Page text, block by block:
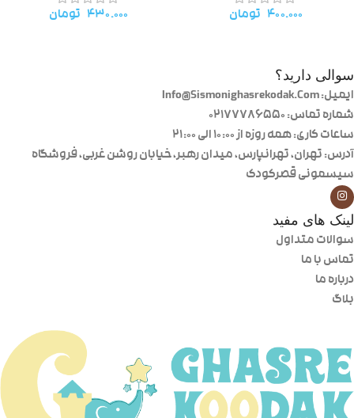
۴۰۰.۰۰۰ تومان ۴۳۰.۰۰۰ تومان
سوالی دارید؟
ایمیل: Info@Sismonighasrekodak.Com
شماره تماس: 02177786550
ساعات کاری: همه روزه از ۱۰:۰۰ الی ۲۱:۰۰
آدرس: تهران، تهرانپارس، میدان رهبر، خیابان روشن غربی، فروشگاه
سیسمونی قصرکودک
لینک های مفید
سوالات متداول
تماس با ما
درباره ما
بلاگ